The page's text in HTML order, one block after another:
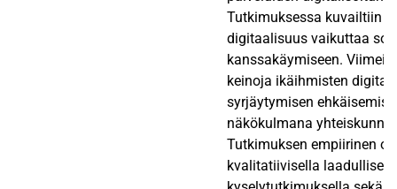
Tutkimuksessa kuvailtiin
digitaalisuus vaikuttaa
kanssakäymiseen.
keinoja ikäihmisten
syrjäytymisen
näkökulmana
Tutkimuksen empiirinen
kvalitatiivisella